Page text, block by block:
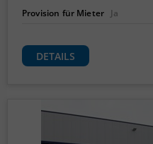
Provision für Mieter Ja
DETAILS